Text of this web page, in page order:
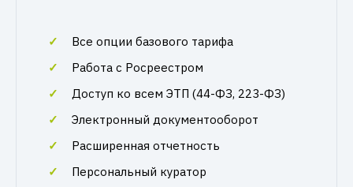
Все опции базового тарифа
Работа с Росреестром
Доступ ко всем ЭТП (44-ФЗ, 223-ФЗ)
Электронный документооборот
Расширенная отчетность
Персональный куратор